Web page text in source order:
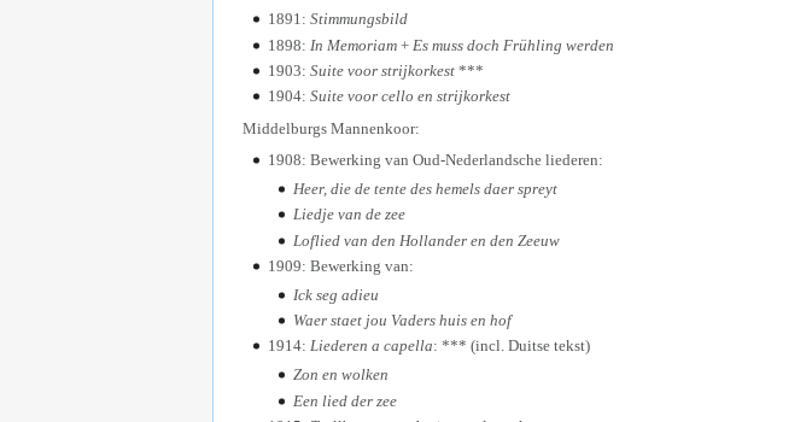
1891: Stimmungsbild
1898: In Memoriam+ Es muss doch Frühling werden
1903: Suite voor strijkorkest***
1904: Suite voor cello en strijkorkest
Middelburgs Mannenkoor:
1908: Bewerking van Oud-Nederlandsche liederen:
Heer, die de tente des hemels daer spreyt
Liedje van de zee
Loflied van den Hollander en den Zeeuw
1909: Bewerking van:
Ick seg adieu
Waer staet jou Vaders huis en hof
1914: Liederen a capella: *** (incl. Duitse tekst)
Zon en wolken
Een lied der zee